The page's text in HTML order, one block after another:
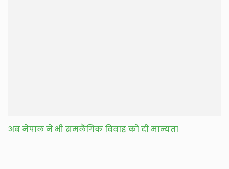
अब नेपाल ने भी समलैंगिक विवाह को दी मान्यता